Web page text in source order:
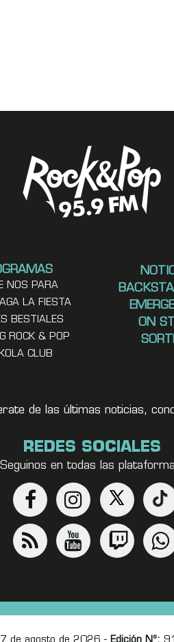
NOS PARA
LA FIESTA
BESTIALES
ROCK & POP
CLUB
ON
de las últimas noticias,
REDES SOCIALES
Seguinos en todas las